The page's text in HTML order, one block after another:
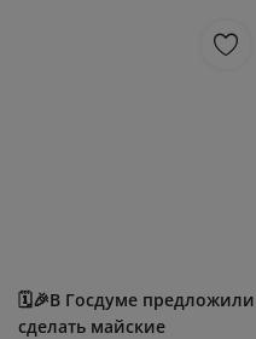
🗓️🎉В Госдуме предложили
сделать майские